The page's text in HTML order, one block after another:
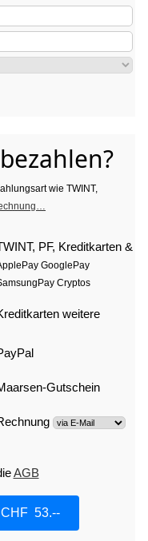
wie TWINT,
PF, Kreditkarten &
GooglePay
Cryptos
weitere
Gutschein
AGB